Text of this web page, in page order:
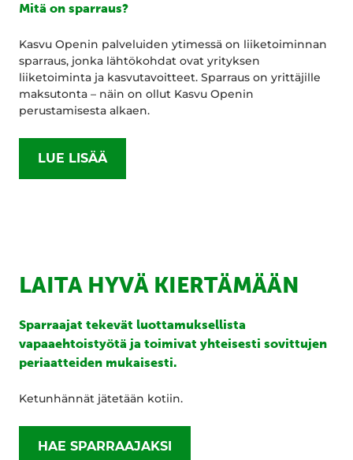
Mitä on sparraus?
Kasvu Openin palveluiden ytimessä on liiketoiminnan
sparraus, jonka lähtökohdat ovat yrityksen
liiketoiminta ja kasvutavoitteet. Sparraus on yrittäjille
maksutonta – näin on ollut Kasvu Openin
perustamisesta alkaen.
LUE LISÄÄ
LAITA HYVÄ KIERTÄMÄÄN
Sparraajat tekevät luottamuksellista
vapaaehtoistyötä ja toimivat yhteisesti sovittujen
periaatteiden mukaisesti.
Ketunhännät jätetään kotiin.
HAE SPARRAAJAKSI